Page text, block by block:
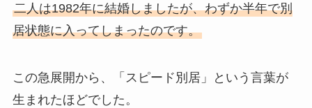
二人は1982年に結婚しましたが、わずか半年で別
居状態に入ってしまったのです。
この急展開から、「スピード別居」という言葉が
生まれたほどでした。